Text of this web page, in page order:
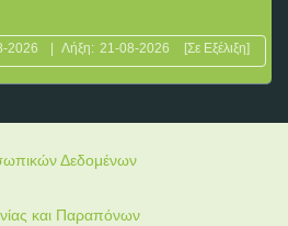
2026 | Λήξη: 21-08-2026 [Σε Εξέλιξη]
Δεδομένων
και Παραπόνων